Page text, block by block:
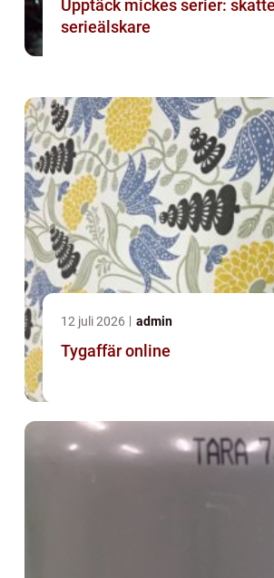
Upptäck mickes serier:
serieälskare
12 juli 2026 admin
Tygaffär online